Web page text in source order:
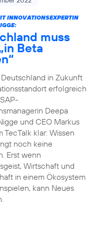
INNOVATIONSEXPERTIN
muss
Beta
in Zukunft
erfolgreich
Deepa
und CEO Markus
TecTalk klar: Wissen
noch keine
Erst wenn
Wirtschaft und
in einem Ökosystem
kann Neues